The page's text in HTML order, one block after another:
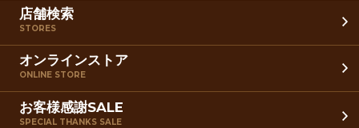
店舗検索
STORES
オンラインストア
ONLINE STORE
お客様感謝SALE
SPECIAL THANKS SALE